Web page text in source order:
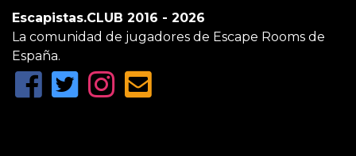
Escapistas.CLUB 2016 - 2026
La comunidad de jugadores de Escape Rooms de
España.